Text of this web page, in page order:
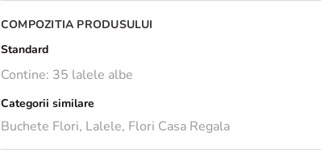
✔Livrare rapidă în 2–4 ore
✔Felicitare cadou inclusă
mai puternic
COMPOZITIA PRODUSULUI
Standard
Contine: 35 lalele albe
Categorii similare
Buchete Flori, Lalele, Flori Casa Regala